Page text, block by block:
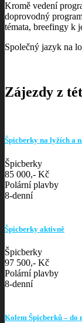
Kromě vedení
doprovodný
témata, breefingy k
Společný jazyk na
Zájezdy z
Špicberky na lyžích a
Špicberky
85 000,- Kč
Polární plavby
8-denní
Špicberky aktivně
Špicberky
97 500,- Kč
Polární plavby
8-denní
Kolem Špicberků – do